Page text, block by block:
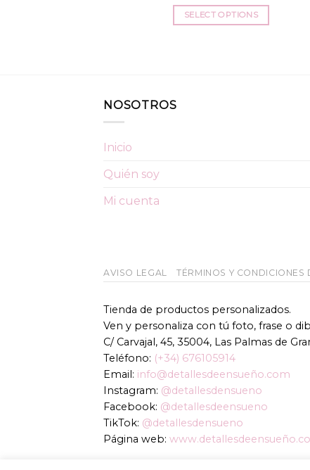
SELECT OPTIONS
NOSOTROS
Inicio
Quién soy
Mi cuenta
AVISO LEGAL TÉRMINOS Y CONDICIONES
Tienda de productos personalizados.
Ven y personaliza con tú foto, frase o
C/ Carvajal, 45, 35004, Las Palmas de
Teléfono: (+34) 676105914
Email: info@detallesdeensueño.com
Instagram: @detallesdensueno
Facebook: @detallesdeensueno
TikTok: @detallesdensueno
Página web: